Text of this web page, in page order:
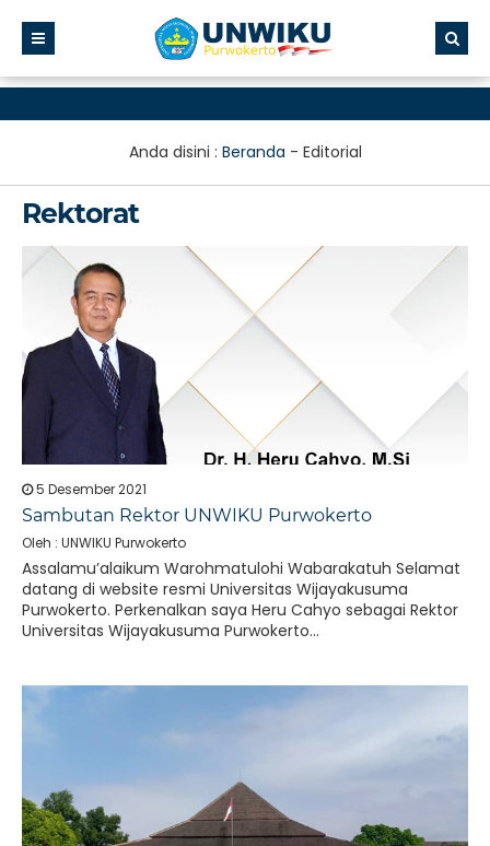
Anda disini : Beranda - Editorial
Rektorat
5 Desember 2021
Sambutan Rektor UNWIKU Purwokerto
Oleh : UNWIKU Purwokerto
Assalamu’alaikum Warohmatulohi Wabarakatuh Selamat
datang di website resmi Universitas Wijayakusuma
Purwokerto. Perkenalkan saya Heru Cahyo sebagai Rektor
Universitas Wijayakusuma Purwokerto...